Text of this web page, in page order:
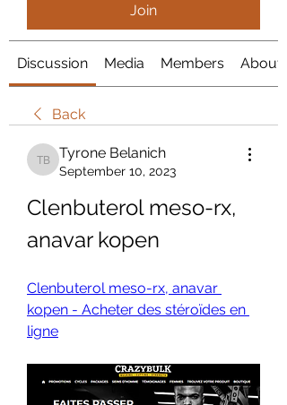
Join
Discussion Media Members About
Back
Tyrone Belanich
Tyrone Belanich
September 10, 2023
Clenbuterol meso-rx,
anavar kopen
Clenbuterol meso-rx, anavar
kopen - Acheter des stéroïdes en
ligne